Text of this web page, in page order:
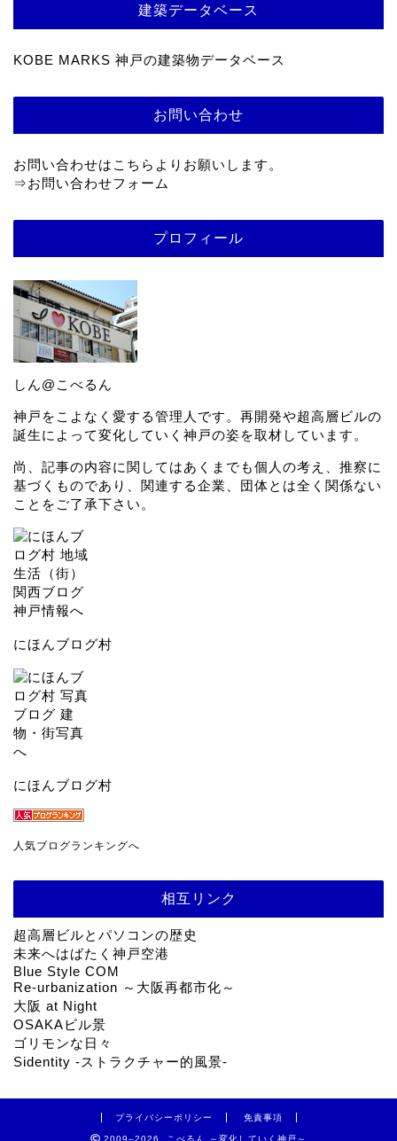
建築データベース
KOBE MARKS 神戸の建築物データベース
お問い合わせ
お問い合わせはこちらよりお願いします。
⇒お問い合わせフォーム
プロフィール
しん@こべるん
神戸をこよなく愛する管理人です。再開発や超高層ビルの
誕生によって変化していく神戸の姿を取材しています。
尚、記事の内容に関してはあくまでも個人の考え、推察に
基づくものであり、関連する企業、団体とは全く関係ない
ことをご了承下さい。
にほんブログ村
にほんブログ村
人気ブログランキングへ
相互リンク
超高層ビルとパソコンの歴史
未来へはばたく神戸空港
Blue Style COM
Re-urbanization ～大阪再都市化～
大阪 at Night
OSAKAビル景
ゴリモンな日々
Sidentity -ストラクチャー的風景-
プライバシーポリシー 免責事項
2009–2026 こべるん ～変化していく神戸～